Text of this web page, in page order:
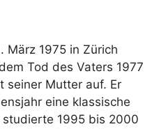
März 1975 in Zürich
Tod des Vaters 1977
seiner Mutter auf. Er
eine klassische
1995 bis 2000